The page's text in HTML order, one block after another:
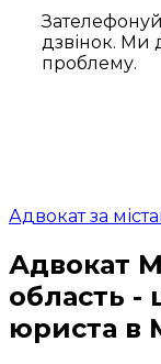
дзвінок.
проблему.
Адвокат за
Адвокат
область -
юриста в